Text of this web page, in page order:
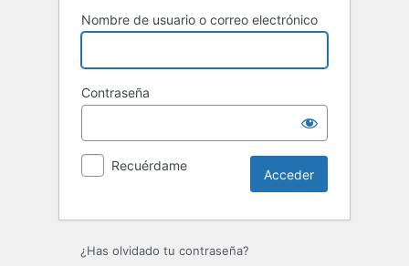
Nombre de usuario o correo electrónico
Contraseña
Recuérdame
¿Has olvidado tu contraseña?